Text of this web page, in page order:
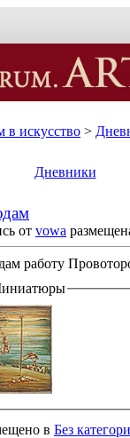
в искусство >
Дневники
от vowa
работу
в Без